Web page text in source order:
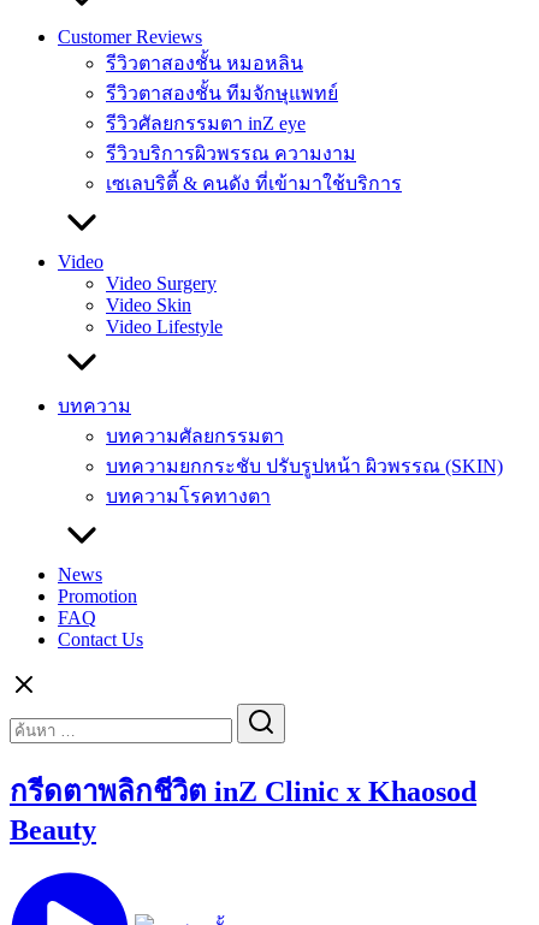
Customer Reviews
รีวิวตาสองชั้น หมอหลิน
รีวิวตาสองชั้น ทีมจักษุแพทย์
รีวิวศัลยกรรมตา inZ eye
รีวิวบริการผิวพรรณ ความงาม
เซเลบริตี้ & คนดัง ที่เข้ามาใช้บริการ
Video
Video Surgery
Video Skin
Video Lifestyle
บทความ
บทความศัลยกรรมตา
บทความยกกระชับ ปรับรูปหน้า ผิวพรรณ (SKIN)
บทความโรคทางตา
News
Promotion
FAQ
Contact Us
for:
กรีดตาพลิกชีวิต inZ Clinic x Khaosod
Beauty